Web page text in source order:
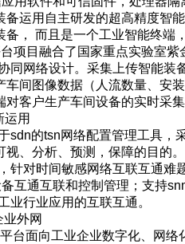
备运用自主研发的超高精度智
，
而且是一个工业智能终端
项目融合了国家重点实验室紫
同网络设计。采集上传智能装
车间图像数据（人流数量、安
对客户生产车间设备的实时采
运用
sdn的tsn网络配置管理工具，
、分析、预测，保障的目的。
， 针对时间敏感网络互联互通难
备互通互联和控制管理；支持
业行业应用的互联互通。
外网
平台面向工业企业数字化、网络